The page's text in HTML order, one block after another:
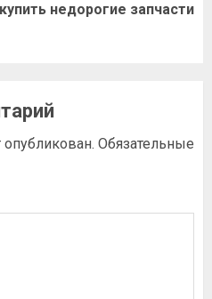
недорогие запчасти
Обязательные